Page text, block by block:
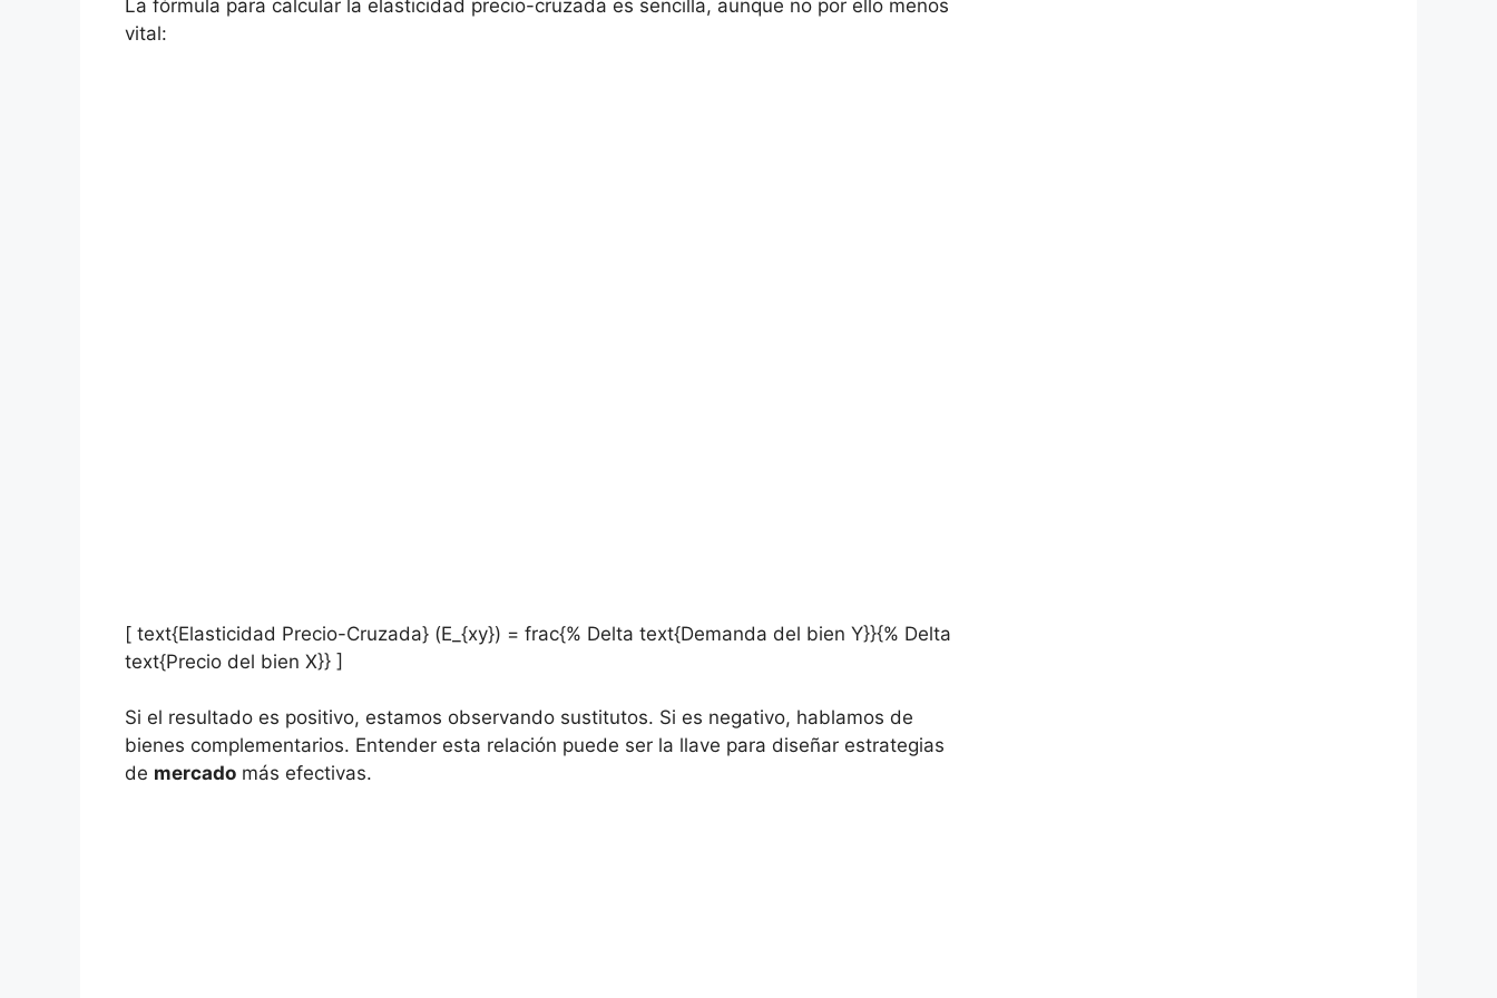
La​ fórmula para calcular la elasticidad precio-cruzada es sencilla, ​aunque no por ello menos
vital:
[ text{Elasticidad Precio-Cruzada} (E_{xy}) = frac{% Delta text{Demanda del bien Y}}{% Delta
text{Precio del bien X}} ]
Si el resultado es positivo, estamos observando sustitutos. Si es negativo, hablamos de
bienes complementarios. Entender esta relación puede ser la llave ‌para diseñar estrategias
de mercado más⁤ efectivas.